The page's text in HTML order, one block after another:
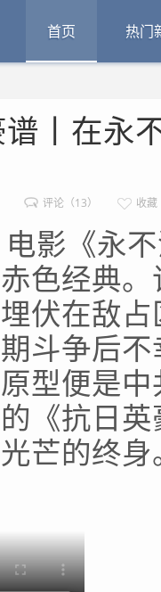
首页 热门
丨在永
评论（13） 收藏
《永不
色经典
伏在敌
斗争后
型便是
《抗日英
芒的终身